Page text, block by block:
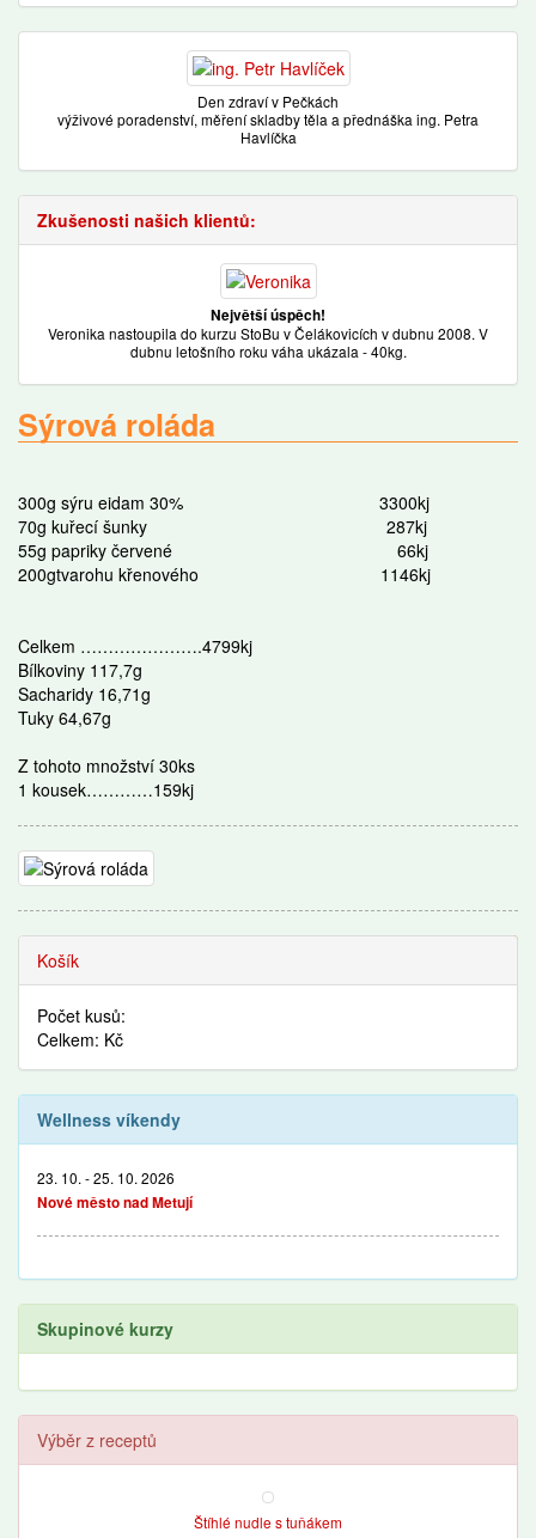
Den zdraví v Pečkách
výživové poradenství, měření skladby těla a přednáška ing. Petra
Havlíčka
Zkušenosti našich klientů:
Největší úspěch!
Veronika nastoupila do kurzu StoBu v Čelákovicích v dubnu 2008. V
dubnu letošního roku váha ukázala - 40kg.
Sýrová roláda
300g sýru eidam 30% 3300kj
70g kuřecí šunky 287kj
55g papriky červené 66kj
200gtvarohu křenového 1146kj
Celkem ………………….4799kj
Bílkoviny 117,7g
Sacharidy 16,71g
Tuky 64,67g
Z tohoto množství 30ks
1 kousek…………159kj
Košík
Počet kusů:
Celkem: Kč
Wellness víkendy
23. 10. - 25. 10. 2026
Nové město nad Metují
Skupinové kurzy
Výběr z receptů
Štíhlé nudle s tuňákem